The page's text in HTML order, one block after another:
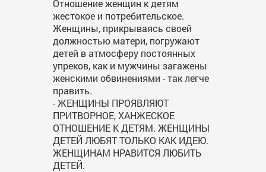
Отношение женщин к детям
жестокое и потребительское.
Женщины, прикрываясь своей
должностью матери, погружают
детей в атмосферу постоянных
упреков, как и мужчины загажены
женскими обвинениями - так легче
править.
- ЖЕНЩИНЫ ПРОЯВЛЯЮТ
ПРИТВОРНОЕ, ХАНЖЕСКОЕ
ОТНОШЕНИЕ К ДЕТЯМ. ЖЕНЩИНЫ
ДЕТЕЙ ЛЮБЯТ ТОЛЬКО КАК ИДЕЮ.
ЖЕНЩИНАМ НРАВИТСЯ ЛЮБИТЬ
ДЕТЕЙ.